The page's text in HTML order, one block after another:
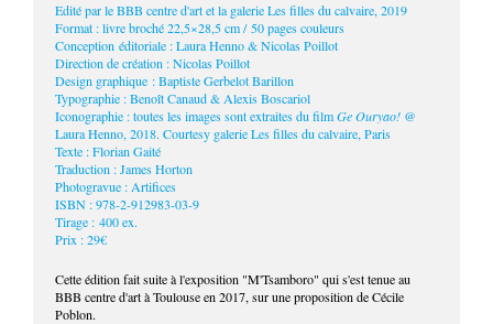
Edité par le BBB centre d'art et la galerie Les filles du calvaire, 2019
Format : livre broché 22,5×28,5 cm / 50 pages couleurs
Conception éditoriale : Laura Henno & Nicolas Poillot
Direction de création : Nicolas Poillot
Design graphique : Baptiste Gerbelot Barillon
Typographie : Benoît Canaud & Alexis Boscariol
Iconographie : toutes les images sont extraites du filmGe Ouryao! @
Laura Henno, 2018. Courtesy galerie Les filles du calvaire, Paris
Texte : Florian Gaité
Traduction : James Horton
Photogravue : Artifices
ISBN : 978-2-912983-03-9
Tirage : 400 ex.
Prix : 29€
Cette édition fait suite à l'exposition "M'Tsamboro" qui s'est tenue au
BBB centre d'art à Toulouse en 2017, sur une proposition de Cécile
Poblon.